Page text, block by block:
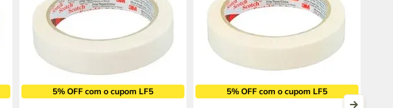
5% OFF com o cupom LF5 5% OFF com o cupom LF5